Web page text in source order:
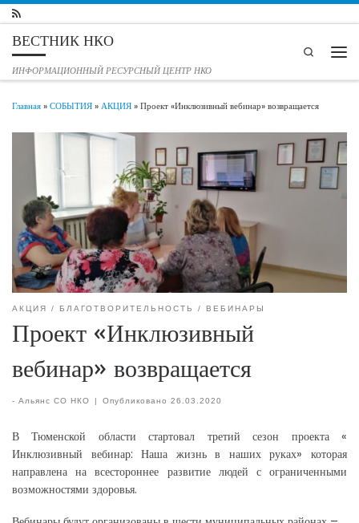
Перейти к содержимому
ВЕСТНИК НКО
ИНФОРМАЦИОННЫЙ РЕСУРСНЫЙ ЦЕНТР НКО
Search
Главная»СОБЫТИЯ»АКЦИЯ»Проект «Инклюзивный вебинар» возвращается
АКЦИЯ БЛАГОТВОРИТЕЛЬНОСТЬ ВЕБИНАРЫ
Проект «Инклюзивный
вебинар» возвращается
- Альянс СО НКО | Опубликовано26.03.2020
В Тюменской области стартовал третий сезон проекта «
Инклюзивный вебинар: Наша жизнь в наших руках» которая
направлена на всестороннее развитие людей с ограниченными
возможностями здоровья.